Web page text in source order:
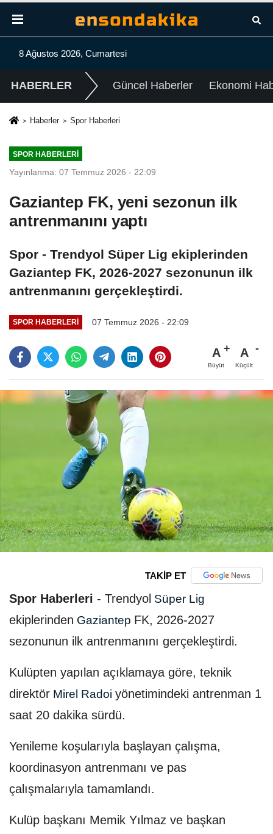
8 Ağustos 2026, Cumartesi
HABERLER Güncel Haberler Ekonomi
Haberler Spor Haberleri
SPOR HABERLERI
Yayınlanma: 07 Temmuz 2026 - 22:09
Gaziantep FK, yeni sezonun ilk
antrenmanını yaptı
Spor - Trendyol Süper Lig ekiplerinden
Gaziantep FK, 2026-2027 sezonunun ilk
antrenmanını gerçekleştirdi.
SPOR HABERLERI 07 Temmuz 2026 - 22:09
A
Büyüt
A
Küçült
TAKİP ET
Spor Haberleri - Trendyol Süper Lig
ekiplerinden Gaziantep FK, 2026-2027
sezonunun ilk antrenmanını gerçekleştirdi.
Kulüpten yapılan açıklamaya göre, teknik
direktör Mirel Radoi yönetimindeki antrenman 1
saat 20 dakika sürdü.
Yenileme koşularıyla başlayan çalışma,
koordinasyon antrenmanı ve pas
çalışmalarıyla tamamlandı.
Kulüp başkanı Memik Yılmaz ve başkan